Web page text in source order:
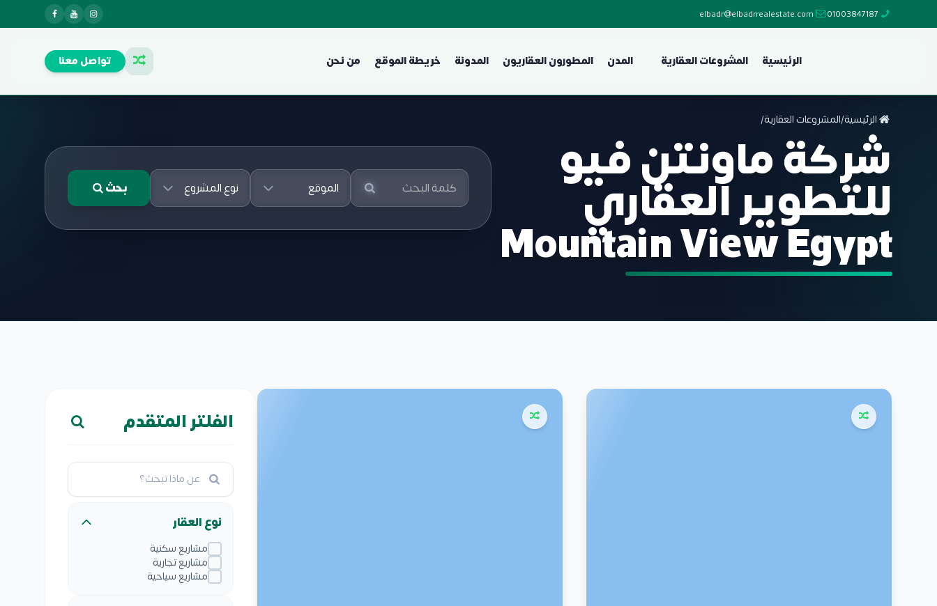
01003847187
elbadr@elbadrrealestate.com
الرئيسية المشروعات العقارية المدن المطورون العقاريون المدونة خريطة الموقع من نحن تواصل معنا
الرئيسية/المشروعات العقارية/
شركة ماونتن فيو
للتطوير العقاري
Mountain View Egypt
بحث
الفلتر المتقدم
نوع العقار
مشاريع سكنية
مشاريع تجارية
مشاريع سياحية